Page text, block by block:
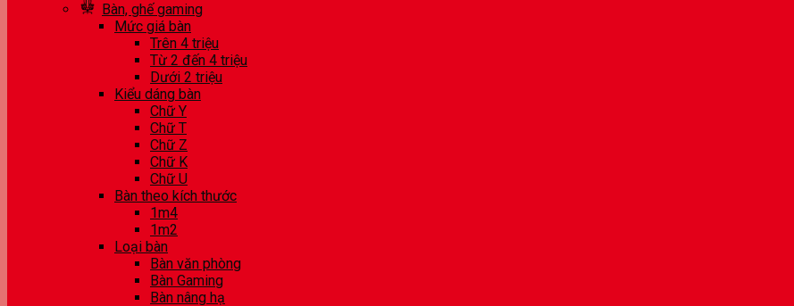
Bàn, ghế gaming
Mức giá bàn
Trên 4 triệu
Từ 2 đến 4 triệu
Dưới 2 triệu
Kiểu dáng bàn
Chữ Y
Chữ T
Chữ Z
Chữ K
Chữ U
Bàn theo kích thước
1m4
1m2
Loại bàn
Bàn văn phòng
Bàn Gaming
Bàn nâng hạ